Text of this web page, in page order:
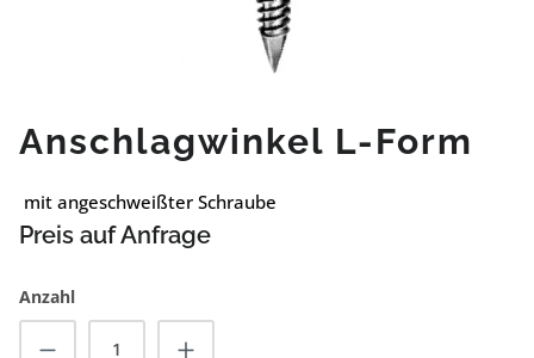
Anschlagwinkel L-Form
mit angeschweißter Schraube
Preis auf Anfrage
Anzahl
Produkt Anzahl: Gib den gewünschten